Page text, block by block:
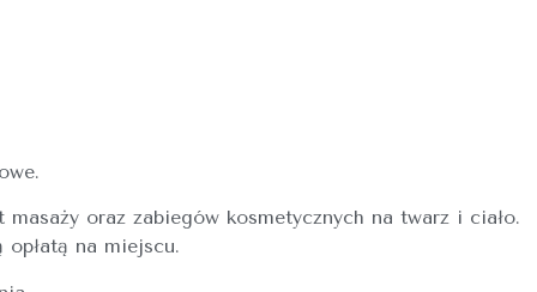
oraz zabiegów kosmetycznych na twarz i ciało.
na miejscu.